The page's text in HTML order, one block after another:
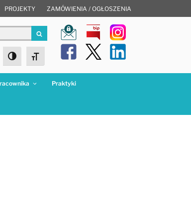
PROJEKTY ZAMÓWIENIA / OGŁOSZENIA
Szukaj
Toggle High Contrast
Toggle Font size
Praktyki